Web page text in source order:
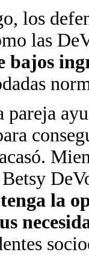
los
las
bajos
pareja
la